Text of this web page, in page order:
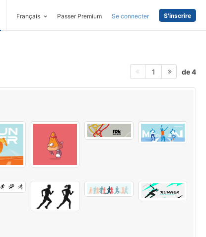
Français Passer Premium Se connecter S'inscrire
1 de 4